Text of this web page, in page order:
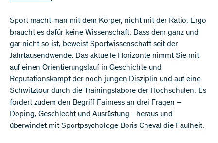
Sport macht man mit dem Körper, nicht mit der Ratio. Ergo
braucht es dafür keine Wissenschaft. Dass dem ganz und
gar nicht so ist, beweist Sportwissenschaft seit der
Jahrtausendwende. Das aktuelle Horizonte nimmt Sie mit
auf einen Orientierungslauf in Geschichte und
Reputationskampf der noch jungen Disziplin und auf eine
Schwitztour durch die Trainingslabore der Hochschulen. Es
fordert zudem den Begriff Fairness an drei Fragen –
Doping, Geschlecht und Ausrüstung - heraus und
überwindet mit Sportpsychologe Boris Cheval die Faulheit.